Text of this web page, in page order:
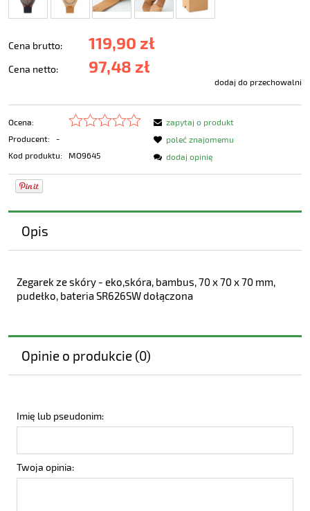
Cena brutto: 119,90 zł
Cena netto: 97,48 zł
dodaj do przechowalni
Ocena:
Producent:
-
Kod produktu:
MO9645
zapytaj o produkt
poleć znajomemu
dodaj opinię
Opis
Zegarek ze skóry - eko,skóra, bambus, 70 x 70 x 70 mm,
pudełko, bateria SR626SW dołączona
Opinie o produkcie (0)
Imię lub pseudonim:
Twoja opinia: